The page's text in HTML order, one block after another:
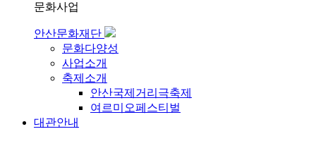
문화사업
안산문화재단
문화다양성
사업소개
축제소개
안산국제거리극축제
여르미오페스티벌
대관안내